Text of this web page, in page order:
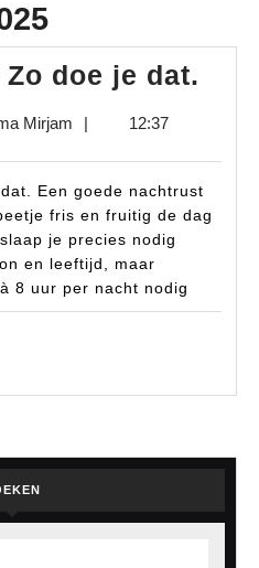
doe je dat.
je
MirjamMama
| 12:37
Een goede nachtrust
fris en fruitig de dag
je precies nodig
en leeftijd, maar
8 uur per nacht nodig